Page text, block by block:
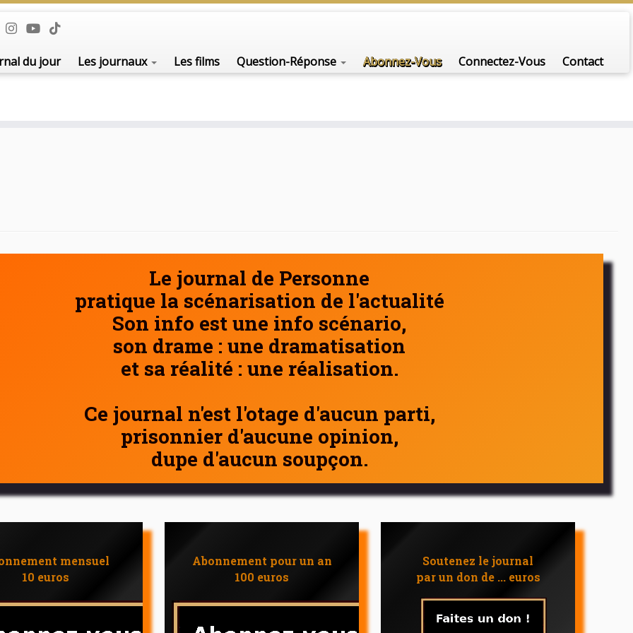
du jour Les journaux Les films Question-Réponse Abonnez-Vous Connectez-Vous Contact
Le journal de Personne
pratique la scénarisation de l'actualité
Son info est une info scénario,
son drame : une dramatisation
et sa réalité : une réalisation.
Ce journal n'est l'otage d'aucun parti,
prisonnier d'aucune opinion,
dupe d'aucun soupçon.
mensuel
10 euros
Abonnement pour un an
100 euros
Soutenez le journal
par un don de ... euros